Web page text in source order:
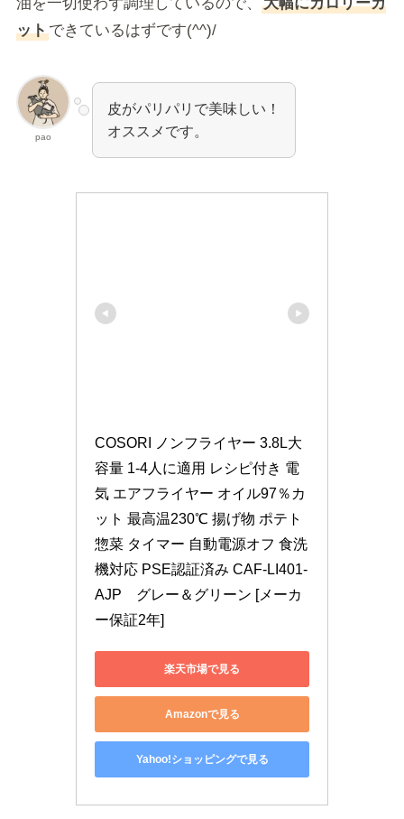
ットできているはずです(^^)/
pao
皮がパリパリで美味しい！
オススメです。
COSORI ノンフライヤー 3.8L大
容量 1-4人に適用 レシピ付き 電
気 エアフライヤー オイル97％カ
ット 最高温230℃ 揚げ物 ポテト
惣菜 タイマー 自動電源オフ 食洗
機対応 PSE認証済み CAF-LI401-
AJP　グレー＆グリーン [メーカ
ー保証2年]
楽天市場で見る
Amazonで見る
Yahoo!ショッピングで見る